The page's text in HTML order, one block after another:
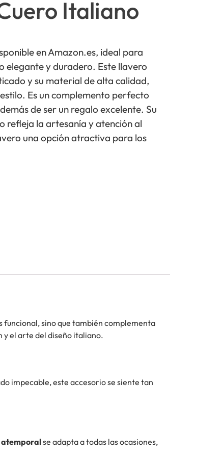
Italiano
en Amazon.es, ideal para
elegante y duradero. Este llavero
y su material de alta calidad,
Es un complemento perfecto
de ser un regalo excelente. Su
refleja la artesanía y atención al
una opción atractiva para los
funcional, sino que también complementa
y el arte del diseño italiano.
impecable, este accesorio se siente tan
se adapta a todas las ocasiones,